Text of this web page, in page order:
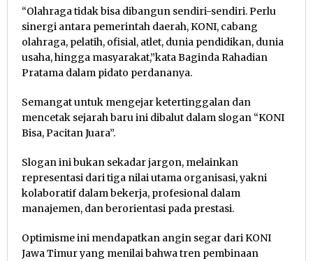
“Olahraga tidak bisa dibangun sendiri-sendiri. Perlu
sinergi antara pemerintah daerah, KONI, cabang
olahraga, pelatih, ofisial, atlet, dunia pendidikan, dunia
usaha, hingga masyarakat,”kata Baginda Rahadian
Pratama dalam pidato perdananya.
Semangat untuk mengejar ketertinggalan dan
mencetak sejarah baru ini dibalut dalam slogan “KONI
Bisa, Pacitan Juara”.
Slogan ini bukan sekadar jargon, melainkan
representasi dari tiga nilai utama organisasi, yakni
kolaboratif dalam bekerja, profesional dalam
manajemen, dan berorientasi pada prestasi.
Optimisme ini mendapatkan angin segar dari KONI
Jawa Timur yang menilai bahwa tren pembinaan